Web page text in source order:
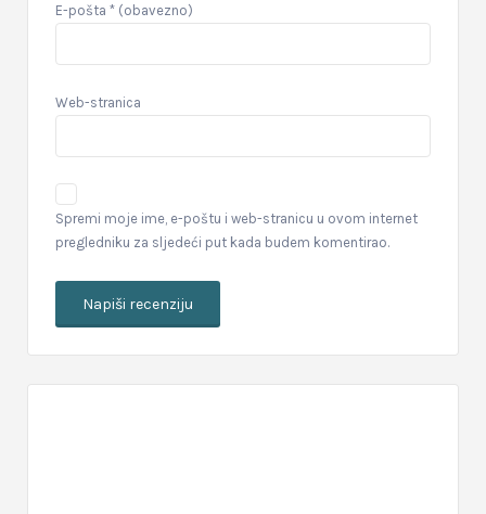
E-pošta * (obavezno)
Web-stranica
Spremi moje ime, e-poštu i web-stranicu u ovom internet
pregledniku za sljedeći put kada budem komentirao.